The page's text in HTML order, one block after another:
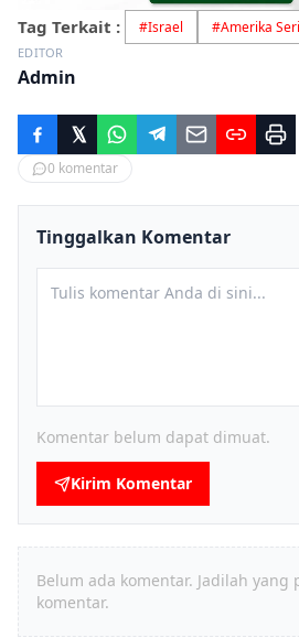
Tag Terkait : #Israel #Amerika
EDITOR
Admin
0 komentar
Tinggalkan Komentar
Komentar belum dapat dimuat.
Kirim Komentar
Belum ada komentar. Jadilah
komentar.